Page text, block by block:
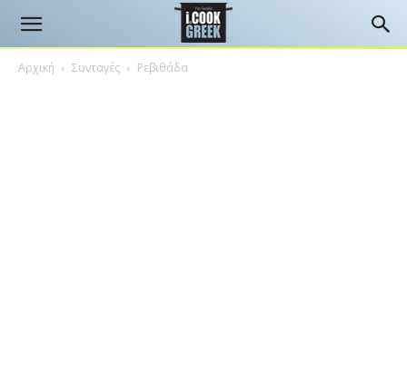
Αρχική Συνταγές Ρεβιθάδα